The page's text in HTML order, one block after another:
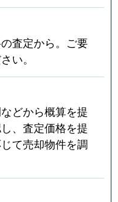
査定から。ご要
い。
どから概算を提
、査定価格を提
て売却物件を調